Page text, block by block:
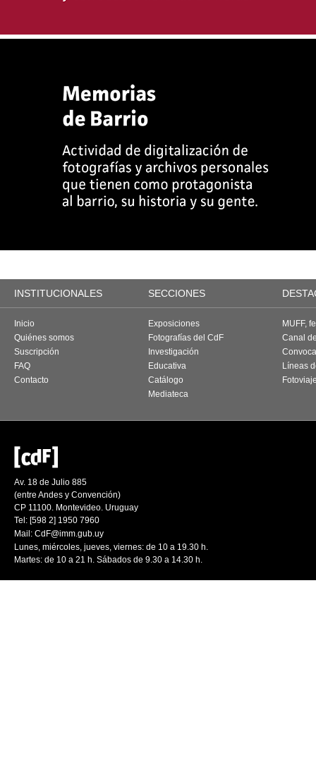
INSTITUCIONALES SECCIONES
Inicio
Quiénes somos
Suscripción
FAQ
Contacto
Exposiciones
Fotografías del CdF
Investigación
Educativa
Catálogo
Mediateca
MUFF,
Canal
Líneas
Av. 18 de Julio 885
(entre Andes y Convención)
CP 11100. Montevideo. Uruguay
Tel: [598 2] 1950 7960
Mail: CdF@imm.gub.uy
Lunes, miércoles, jueves, viernes: de 10 a 19.30 h.
Martes: de 10 a 21 h. Sábados de 9.30 a 14.30 h.